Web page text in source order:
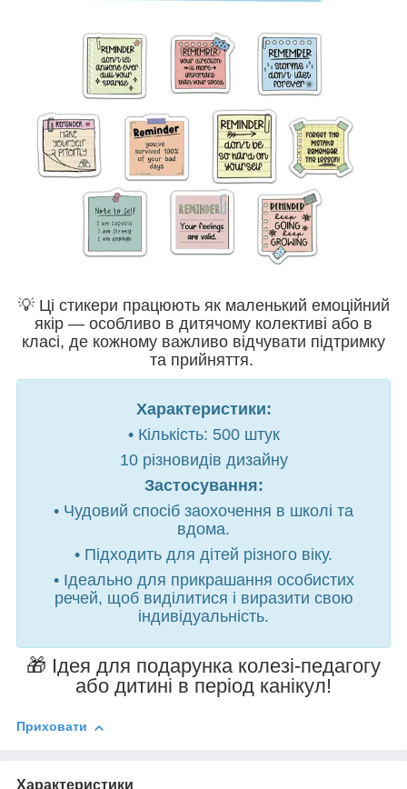
💡 Ці стикери працюють як маленький емоційний
якір — особливо в дитячому колективі або в
класі, де кожному важливо відчувати підтримку
та прийняття.
Характеристики:
• Кількість: 500 штук
10 різновидів дизайну
Застосування:
• Чудовий спосіб заохочення в школі та
вдома.
• Підходить для дітей різного віку.
• Ідеально для прикрашання особистих
речей, щоб виділитися і виразити свою
індивідуальність.
🎁 Ідея для подарунка колезі-педагогу
або дитині в період канікул!
Приховати
Характеристики